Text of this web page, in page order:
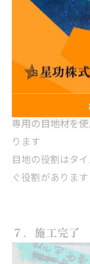
専用の目地材を
ります
目地の役割はタ
ぐ役割があります
７．施工完了